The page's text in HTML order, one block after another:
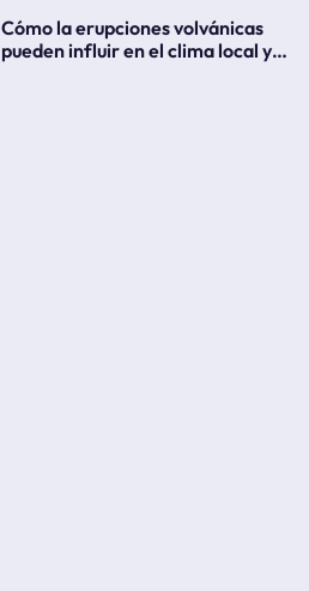
Cómo la erupciones volvánicas
pueden influir en el clima local y